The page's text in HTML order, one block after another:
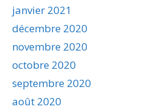
janvier 2021
décembre 2020
novembre 2020
octobre 2020
septembre 2020
août 2020